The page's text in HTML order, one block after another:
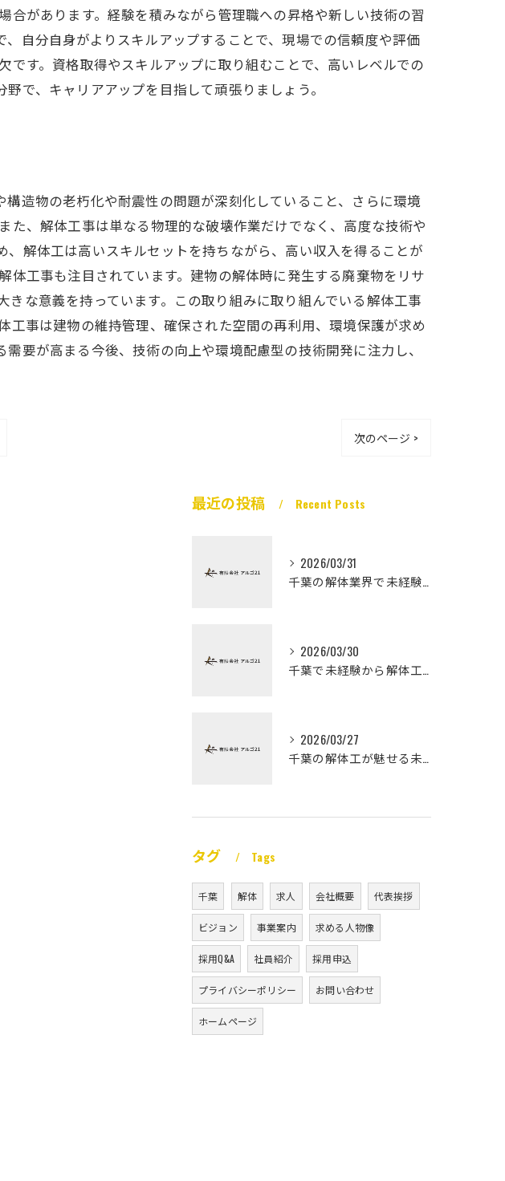
があります。経験を積みながら管理職への昇格や新しい技術の習
自分自身がよりスキルアップすることで、現場での信頼度や評価
す。資格取得やスキルアップに取り組むことで、高いレベルでの
で、キャリアアップを目指して頑張りましょう。
造物の老朽化や耐震性の問題が深刻化していること、さらに環境
、解体工事は単なる物理的な破壊作業だけでなく、高度な技術や
解体工は高いスキルセットを持ちながら、高い収入を得ることが
工事も注目されています。建物の解体時に発生する廃棄物をリサ
な意義を持っています。この取り組みに取り組んでいる解体工事
事は建物の維持管理、確保された空間の再利用、環境保護が求め
要が高まる今後、技術の向上や環境配慮型の技術開発に注力し、
次のページ >
最近の投稿 Recent Posts
2026/03/31
千葉の解体業界で未経験から高収入を実現
2026/03/30
千葉で未経験から解体工になる道
2026/03/27
千葉の解体工が魅せる未経験高収入
タグ Tags
千葉 解体 求人 会社概要 代表挨拶
ビジョン 事業案内 求める人物像
採用Q&A 社員紹介 採用申込
プライバシーポリシー お問い合わせ
ホームページ